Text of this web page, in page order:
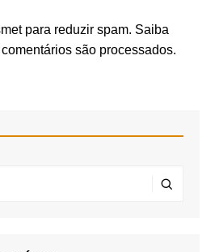
para reduzir spam. Saiba
são processados.